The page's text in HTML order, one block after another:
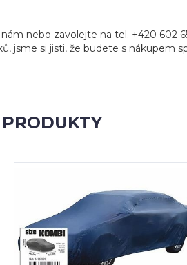
nebo zavolejte na tel. +420 602
jsme si jisti, že budete s nákupem